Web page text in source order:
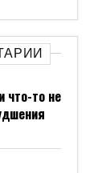
что-то не